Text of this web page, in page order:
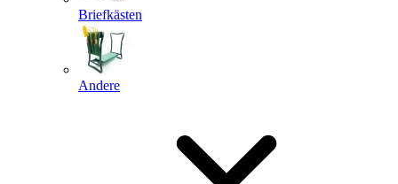
Briefkästen
Andere